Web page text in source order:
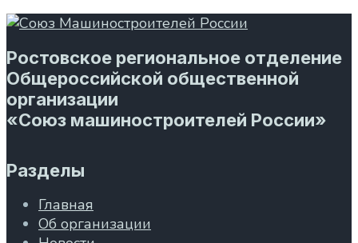
Ростовское региональное отделение
Общероссийской общественной
организации
«Союз машиностроителей России»
Разделы
Главная
Об организации